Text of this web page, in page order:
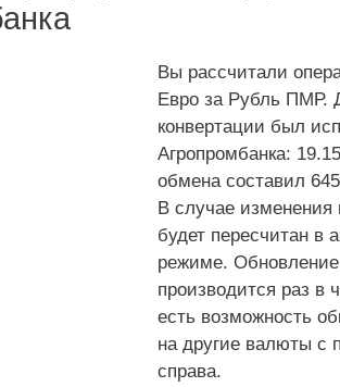
Вы рассчитали
Евро за Рубль ПМР.
конвертации был
Агропромбанка:
обмена составил
В случае изменения
будет пересчитан в
режиме. Обновление
производится раз в
есть возможность
на другие валюты
справа.